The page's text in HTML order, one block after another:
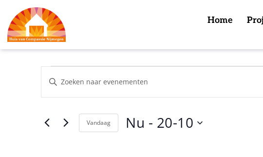
Home
Zoeken
en
navigatie
Vul
een
keyword
voor
Evenementen
Vandaag Nu - 20-10